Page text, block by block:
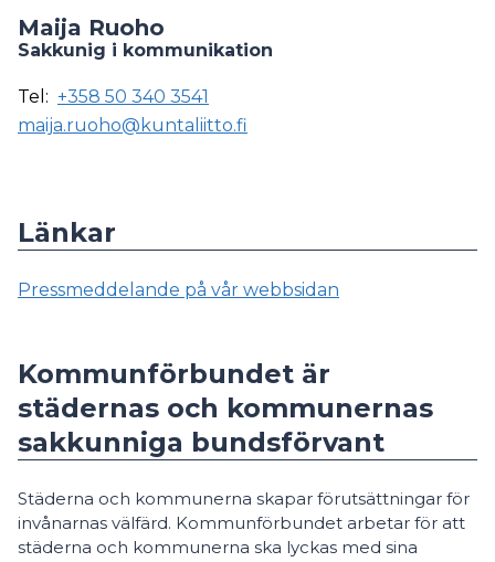
Maija Ruoho
Sakkunig i kommunikation
Tel: +358 50 340 3541
maija.ruoho@kuntaliitto.fi
Länkar
Pressmeddelande på vår webbsidan
Kommunförbundet är
städernas och kommunernas
sakkunniga bundsförvant
Städerna och kommunerna skapar förutsättningar för
invånarnas välfärd. Kommunförbundet arbetar för att
städerna och kommunerna ska lyckas med sina